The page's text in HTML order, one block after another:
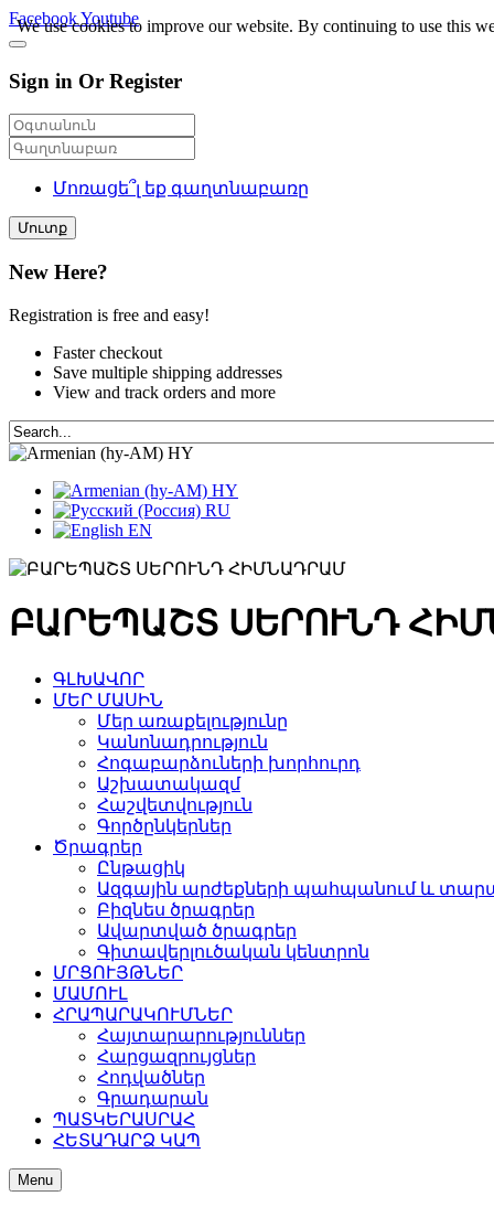
FacebookYoutube
Sign in Or Register
Մոռացե՞լ եք գաղտնաբառը
Մուտք
New Here?
Registration is free and easy!
Faster checkout
Save multiple shipping addresses
View and track orders and more
HY
HY
RU
EN
ԲԱՐԵՊԱՇՏ ՍԵՐՈՒՆԴ
ԳԼԽԱՎՈՐ
ՄԵՐ ՄԱՍԻՆ
Մեր առաքելությունը
Կանոնադրություն
Հոգաբարձուների խորհուրդ
Աշխատակազմ
Հաշվետվություն
Գործընկերներ
Ծրագրեր
Ընթացիկ
Ազգային արժեքների պահպանում և
Բիզնես ծրագրեր
Ավարտված ծրագրեր
Գիտավերլուծական կենտրոն
ՄՐՑՈՒՅԹՆԵՐ
ՄԱՄՈՒԼ
ՀՐԱՊԱՐԱԿՈՒՄՆԵՐ
Հայտարարություններ
Հարցազրույցներ
Հոդվածներ
Գրադարան
ՊԱՏԿԵՐԱՍՐԱՀ
ՀԵՏԱԴԱՐՁ ԿԱՊ
Menu
We use cookies to improve our website. By continuing to use this